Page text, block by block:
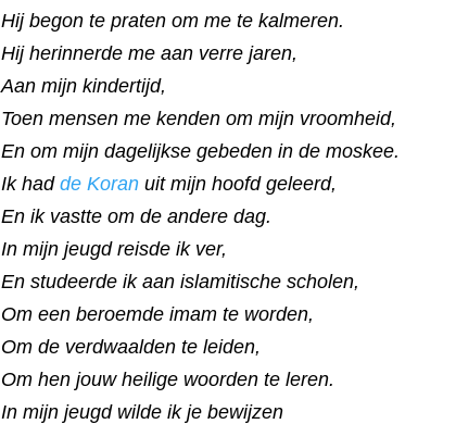
Hij begon te praten om me te kalmeren.
Hij herinnerde me aan verre jaren,
Aan mijn kindertijd,
Toen mensen me kenden om mijn vroomheid,
En om mijn dagelijkse gebeden in de moskee.
Ik had de Koranuit mijn hoofd geleerd,
En ik vastte om de andere dag.
In mijn jeugd reisde ik ver,
En studeerde ik aan islamitische scholen,
Om een beroemde imam te worden,
Om de verdwaalden te leiden,
Om hen jouw heilige woorden te leren.
In mijn jeugd wilde ik je bewijzen